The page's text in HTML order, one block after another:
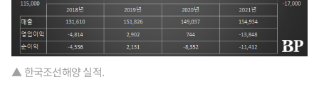
▲ 한국조선해양 실적.